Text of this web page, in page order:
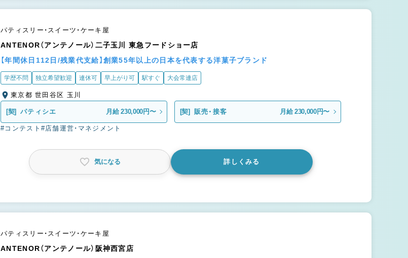
パティスリー・スイーツ・ケーキ屋
ANTENOR（アンテノール）二子玉川 東急フードショー店
【年間休日112日/残業代支給】創業55年以上の日本を代表する洋菓子ブランド
学歴不問 独立希望歓迎 連休可 早上がり可 駅すぐ 大会常連店
東京都 世田谷区 玉川
[契] パティシエ 月給 230,000円〜 [契] 販売・接客 月給 230,000円〜
#コンテスト #店舗運営・マネジメント
気になる 詳しくみる
パティスリー・スイーツ・ケーキ屋
ANTENOR（アンテノール）阪神西宮店